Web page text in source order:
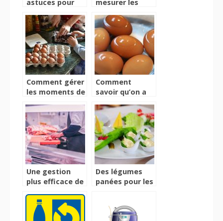
astuces pour
mesurer les
pâtisserie?
Comment gérer
les moments de
famille?
Comment
savoir qu’on a
Une gestion
plus efficace de
avec un logiciel
de caisse
Des légumes
panées pour les